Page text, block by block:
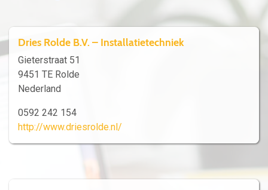
Dries Rolde B.V. – Installatietechniek
Gieterstraat 51
9451 TE Rolde
Nederland
0592 242 154
http://www.driesrolde.nl/